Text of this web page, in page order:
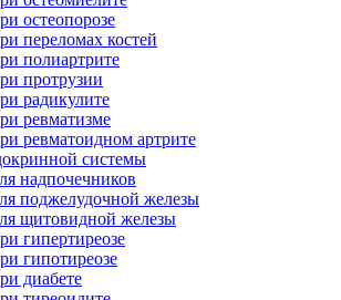
остеопорозе
переломах костей
полиартрите
протрузии
радикулите
ревматизме
ревматоидном артрите
системы
надпочечников
поджелудочной железы
щитовидной железы
гипертиреозе
гипотиреозе
диабете